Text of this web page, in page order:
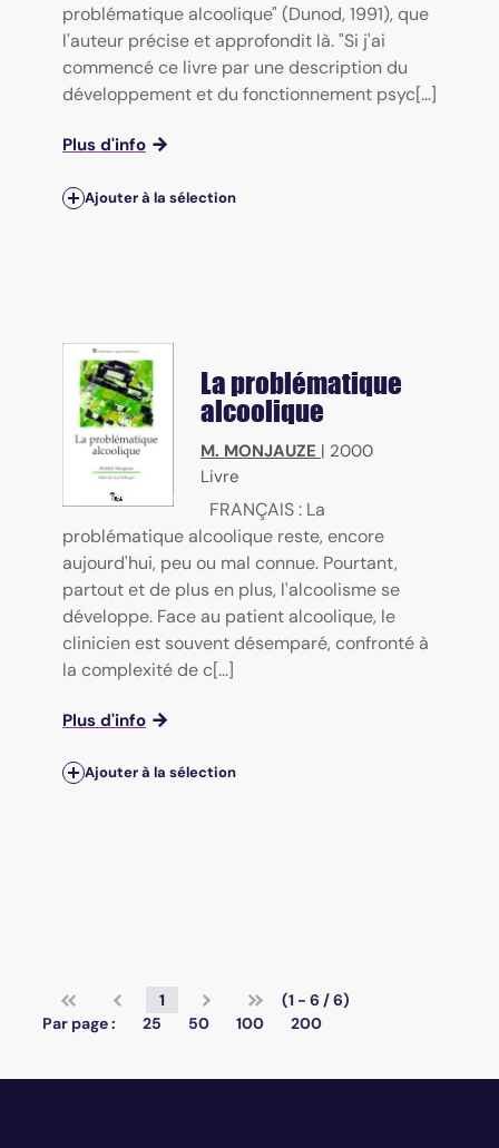
problématique alcoolique" (Dunod, 1991), que
l'auteur précise et approfondit là. "Si j'ai
commencé ce livre par une description du
développement et du fonctionnement psyc[...]
Plus d'info
Ajouter à la sélection
La problématique
alcoolique
M. MONJAUZE | 2000
Livre
FRANÇAIS : La
problématique alcoolique reste, encore
aujourd'hui, peu ou mal connue. Pourtant,
partout et de plus en plus, l'alcoolisme se
développe. Face au patient alcoolique, le
clinicien est souvent désemparé, confronté à
la complexité de c[...]
Plus d'info
Ajouter à la sélection
1
(1 - 6 / 6)
Par page :
25 50 100 200